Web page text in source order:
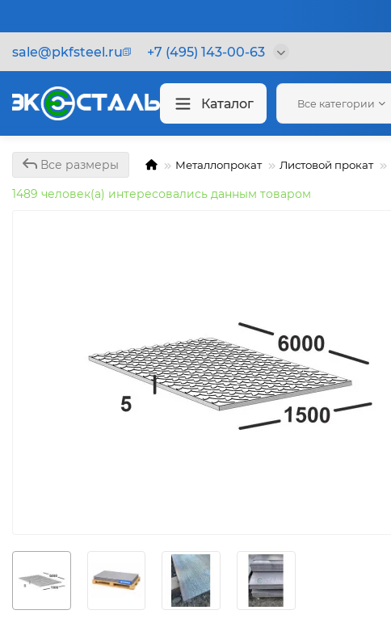
sale@pkfsteel.ru +7 (495) 143-00-63
Каталог Все категории
Все размеры Металлопрокат Листовой прокат
1489 человек(а) интересовались данным товаром